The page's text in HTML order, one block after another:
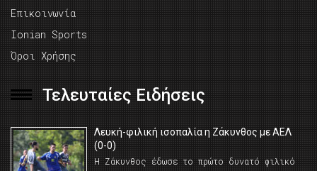
Επικοινωνία
Ionian Sports
Όροι Χρήσης
Τελευταίες Ειδήσεις
Λευκή-φιλική ισοπαλία η Ζάκυνθος με ΑΕΛ
(0-0)
Η Ζάκυνθος έδωσε το πρώτο δυνατό φιλικό